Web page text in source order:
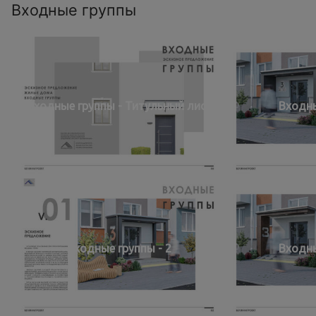
Входные группы
Входные группы - Титульный лист
Входные группы - 2